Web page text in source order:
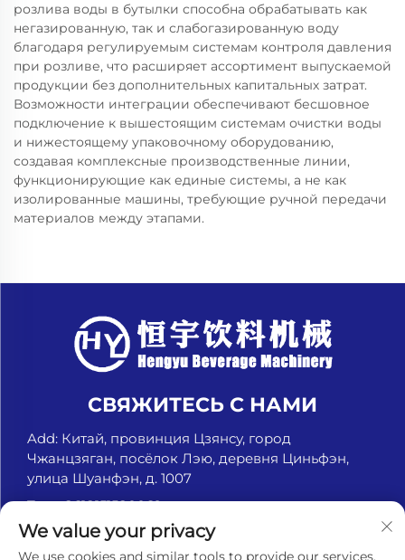
розлива воды в бутылки способна обрабатывать как
негазированную, так и слабогазированную воду
благодаря регулируемым системам контроля давления
при розливе, что расширяет ассортимент выпускаемой
продукции без дополнительных капитальных затрат.
Возможности интеграции обеспечивают бесшовное
подключение к вышестоящим системам очистки воды
и нижестоящему упаковочному оборудованию,
создавая комплексные производственные линии,
функционирующие как единые системы, а не как
изолированные машины, требующие ручной передачи
материалов между этапами.
СВЯЖИТЕСЬ С НАМИ
Add: Китай, провинция Цзянсу, город
Чжанцзяган, посёлок Лэю, деревня Циньфэн,
улица Шуанфэн, д. 1007
Тел.:+8618151580069
Электронная почта:[email protected]
We value your privacy
We use cookies and similar tools to provide our services.